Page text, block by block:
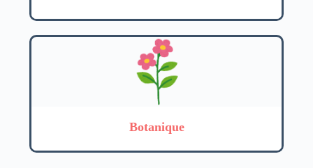
Botanique